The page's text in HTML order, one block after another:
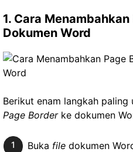
1. Cara
Dokumen Word
Berikut enam langkah paling
Page Borderke dokumen
Buka filedokumen